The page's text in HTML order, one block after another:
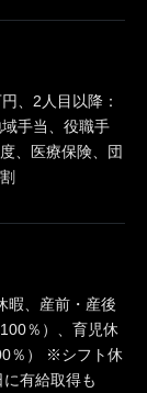
、2人目以降：
手当、役職手
、医療保険、団
暇、産前・産後
％）、育児休
％） ※シフト休
有給取得も